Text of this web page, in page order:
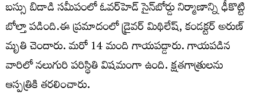
బస్సు బిడాడి సమీపంలో ఓవర్‌హెడ్‌ సైన్‌బోర్డు నిర్మాణాన్ని ఢీకొట్టి
బోల్తా పడింది.ఈ ప్రమాదంలో డ్రైవర్‌ మిథిలేష్‌, కండక్టర్‌ అరుణ్‌
మృతి చెందారు. మరో 14 మంది గాయపడ్డారు. గాయపడిన
వారిలో నలుగురి పరిస్థితి విషమంగా ఉంది. క్షతగాత్రులను
ఆస్పత్రికి తరలించారు.